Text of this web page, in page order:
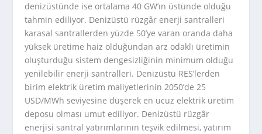
denizüstünde ise ortalama 40 GW’ın üstünde olduğu
tahmin ediliyor. Denizüstü rüzgâr enerji santralleri
karasal santrallerden yüzde 50’ye varan oranda daha
yüksek üretime haiz olduğundan arz odaklı üretimin
oluşturduğu sistem dengesizliğinin minimum olduğu
yenilebilir enerji santralleri. Denizüstü RES’lerden
birim elektrik üretim maliyetlerinin 2050’de 25
USD/MWh seviyesine düşerek en ucuz elektrik üretim
deposu olması umut ediliyor. Denizüstü rüzgâr
enerjisi santral yatırımlarının teşvik edilmesi, yatırım